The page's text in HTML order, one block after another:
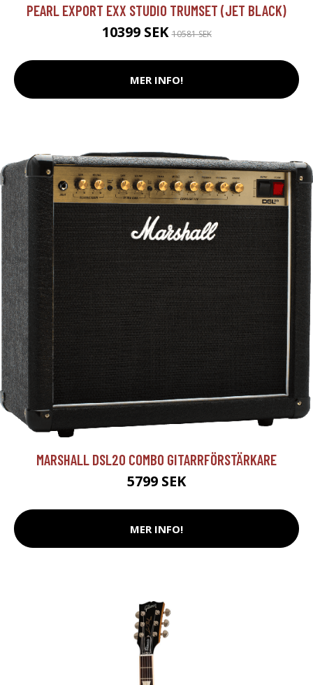
PEARL EXPORT EXX STUDIO TRUMSET (JET BLACK)
10399 SEK10581 SEK
MER INFO!
MARSHALL DSL20 COMBO GITARRFÖRSTÄRKARE
5799 SEK
MER INFO!